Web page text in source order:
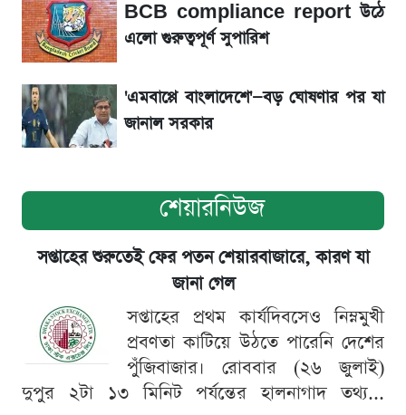
সৌদিতে বাংলাদেশিদের আকামা নবায়নে বদলে গেল
নিয়ম
BCB compliance report উঠে
এলো গুরুত্বপূর্ণ সুপারিশ
'এমবাপ্পে বাংলাদেশে'—বড় ঘোষণার পর যা
জানাল সরকার
শেয়ারনিউজ
সপ্তাহের শুরুতেই ফের পতন শেয়ারবাজারে, কারণ যা
জানা গেল
সপ্তাহের প্রথম কার্যদিবসেও নিম্নমুখী
প্রবণতা কাটিয়ে উঠতে পারেনি দেশের
পুঁজিবাজার। রোববার (২৬ জুলাই)
দুপুর ২টা ১৩ মিনিট পর্যন্তের হালনাগাদ তথ্য...